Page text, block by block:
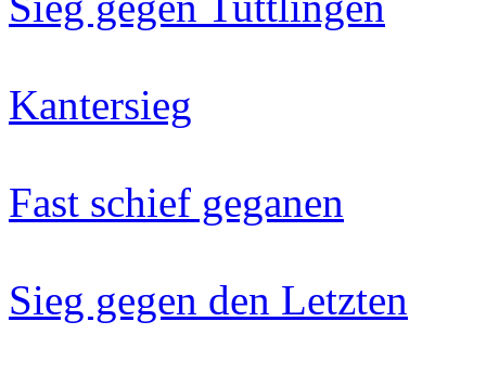
Kantersieg
Fast schief geganen
Sieg gegen den Letzten